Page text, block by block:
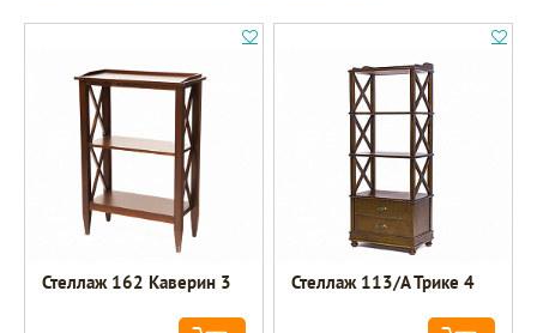
Стеллаж 162 Каверин 3 Стеллаж 113/А Трике 4